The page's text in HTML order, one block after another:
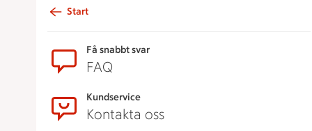
Start
Få snabbt svar
FAQ
Kundservice
Kontakta oss